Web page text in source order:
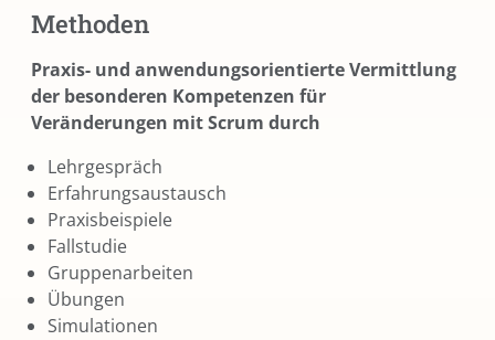
Methoden
Praxis- und anwendungsorientierte Vermittlung
der besonderen Kompetenzen für
Veränderungen mit Scrum durch
Lehrgespräch
Erfahrungsaustausch
Praxisbeispiele
Fallstudie
Gruppenarbeiten
Übungen
Simulationen